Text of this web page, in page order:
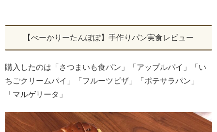
【べーかりーたんぽぽ】手作りパン実食レビュー
購入したのは「さつまいも食パン」「アップルパイ」「い
ちごクリームパイ」「フルーツピザ」「ポテサラパン」
「マルゲリータ」